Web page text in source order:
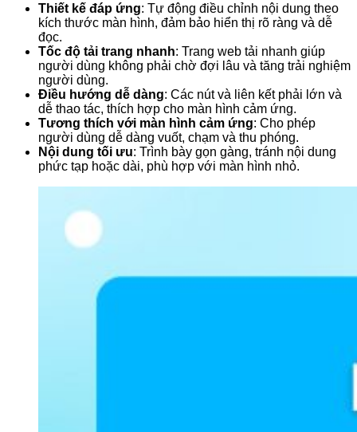
Thiết kế đáp ứng: Tự động điều chỉnh nội dung theo
kích thước màn hình, đảm bảo hiển thị rõ ràng và dễ
đọc.
Tốc độ tải trang nhanh: Trang web tải nhanh giúp
người dùng không phải chờ đợi lâu và tăng trải nghiệm
người dùng.
Điều hướng dễ dàng: Các nút và liên kết phải lớn và
dễ thao tác, thích hợp cho màn hình cảm ứng.
Tương thích với màn hình cảm ứng: Cho phép
người dùng dễ dàng vuốt, chạm và thu phóng.
Nội dung tối ưu: Trình bày gọn gàng, tránh nội dung
phức tạp hoặc dài, phù hợp với màn hình nhỏ.